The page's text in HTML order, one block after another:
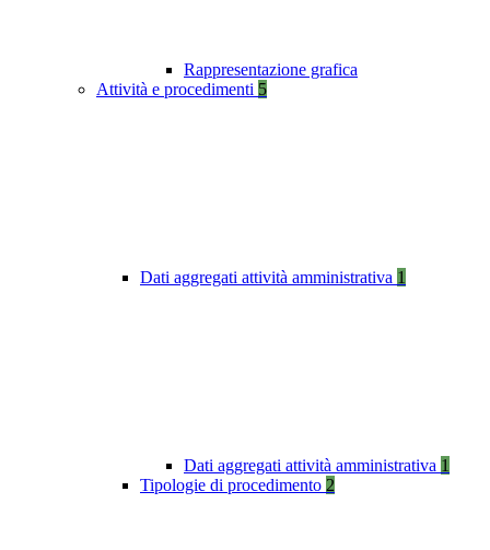
Rappresentazione grafica
Attività e procedimenti 5
Dati aggregati attività amministrativa 1
Dati aggregati attività amministrativa 1
Tipologie di procedimento 2